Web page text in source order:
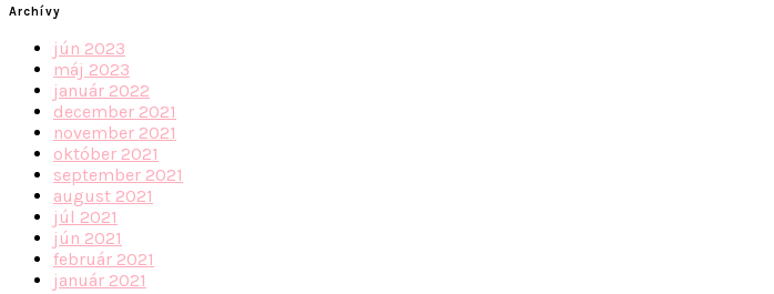
Archívy
jún 2023
máj 2023
január 2022
december 2021
november 2021
október 2021
september 2021
august 2021
júl 2021
jún 2021
február 2021
január 2021